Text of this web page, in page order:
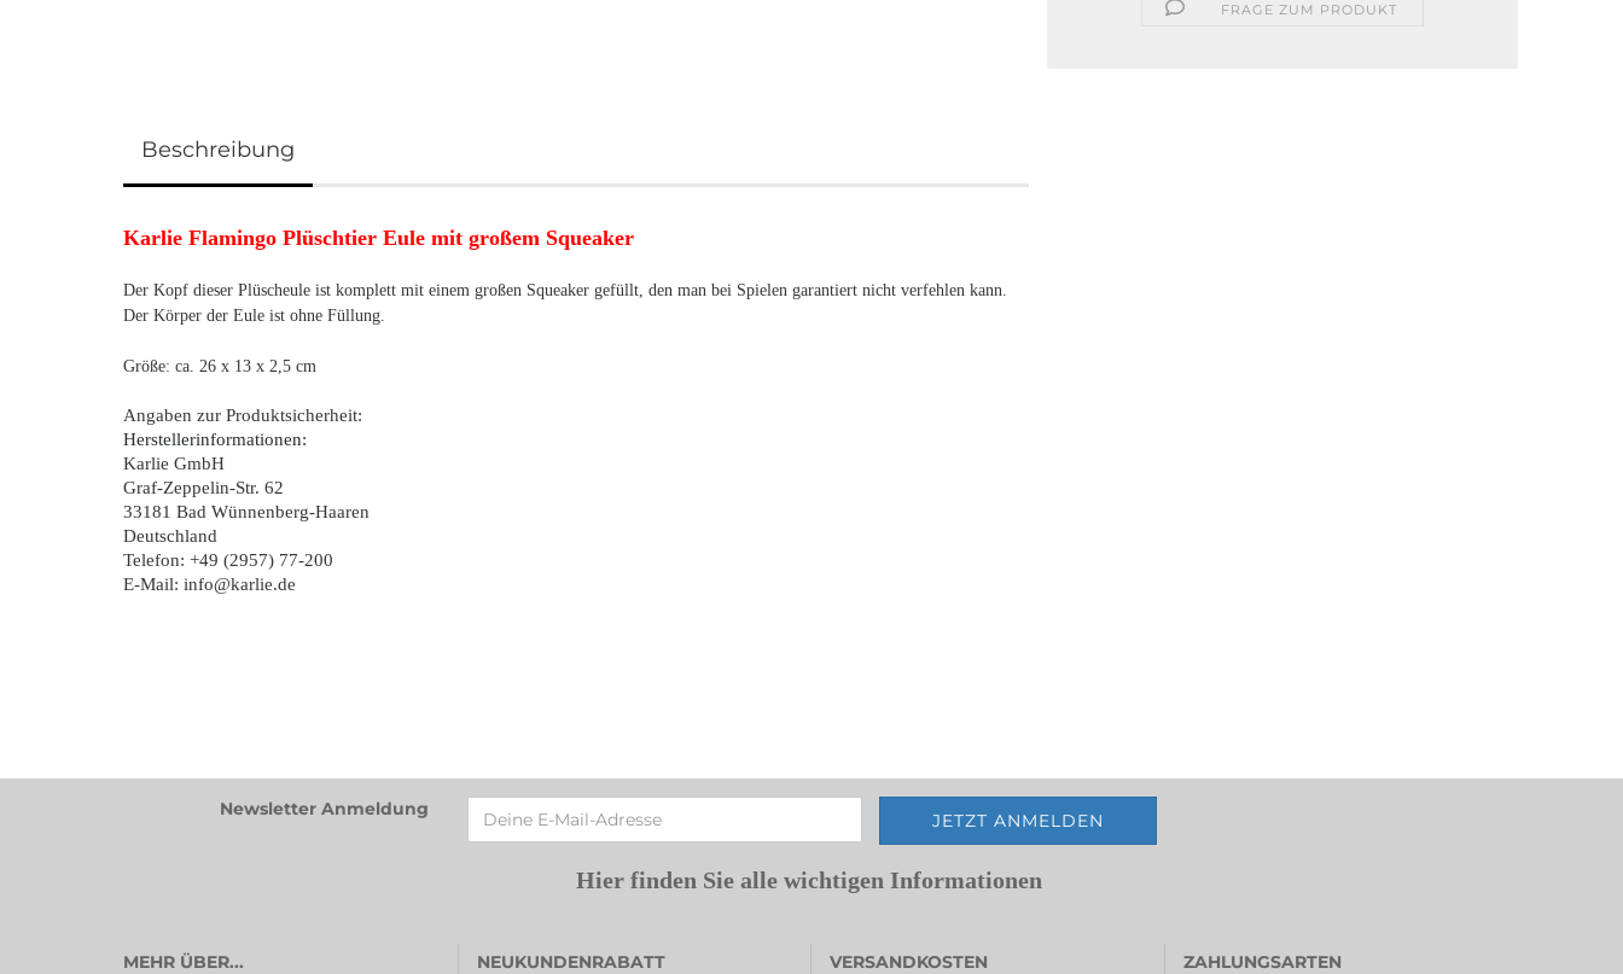
FRAGE ZUM PRODUKT
Beschreibung
Karlie Flamingo Plüschtier Eule mit großem Squeaker
Der Kopf dieser Plüscheule ist komplett mit einem großen Squeaker gefüllt, den man bei Spielen garantiert nicht verfehlen kann.
Der Körper der Eule ist ohne Füllung.
Größe: ca. 26 x 13 x 2,5 cm
Angaben zur Produktsicherheit:
Herstellerinformationen:
Karlie GmbH
Graf-Zeppelin-Str. 62
33181 Bad Wünnenberg-Haaren
Deutschland
Telefon: +49 (2957) 77-200
E-Mail: info@karlie.de
Newsletter Anmeldung
Hier finden Sie alle wichtigen Informationen
MEHR ÜBER...
NEUKUNDENRABATT
VERSANDKOSTEN
ZAHLUNGSARTEN